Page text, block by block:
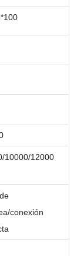
10000/12000
conexión